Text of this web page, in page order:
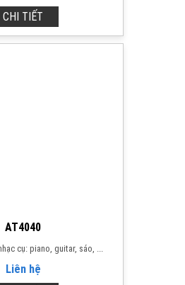
CHI TIẾT
AT4040
cụ: piano, guitar, sáo, ...
Liên hệ